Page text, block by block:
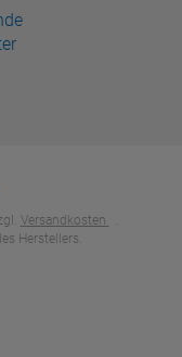
Versandkosten .
Herstellers.